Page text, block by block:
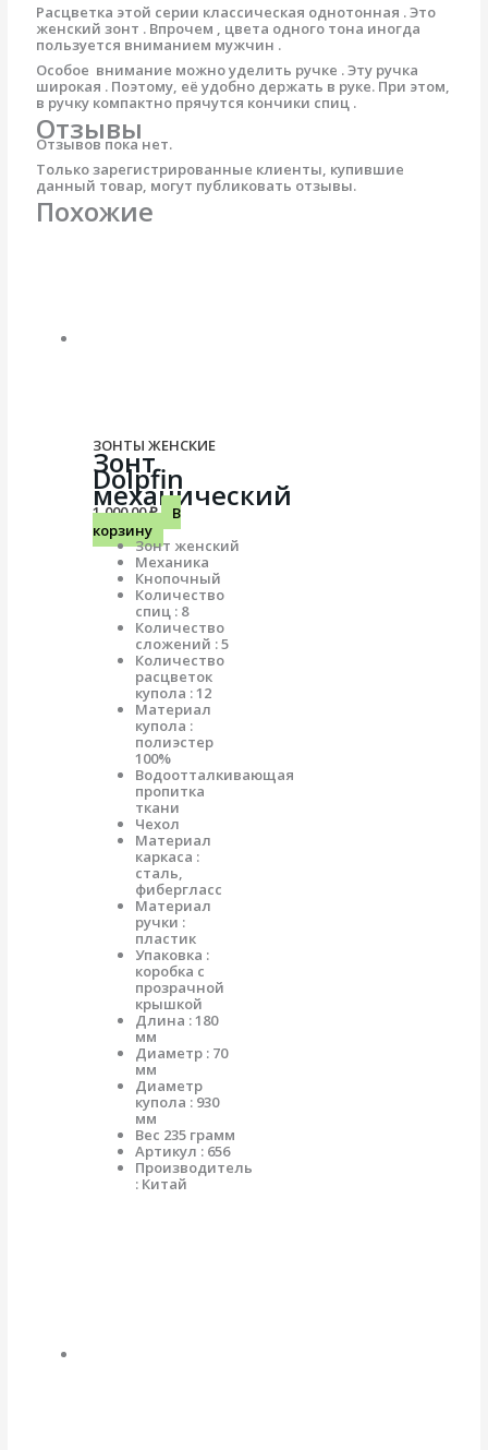
Расцветка этой серии классическая однотонная . Это
женский зонт . Впрочем , цвета одного тона иногда
пользуется вниманием мужчин .
Особое внимание можно уделить ручке . Эту ручка
широкая . Поэтому, её удобно держать в руке. При этом,
в ручку компактно прячутся кончики спиц .
Отзывы
Отзывов пока нет.
Только зарегистрированные клиенты, купившие
данный товар, могут публиковать отзывы.
Похожие
ЗОНТЫ ЖЕНСКИЕ
Зонт
Dolpfin
механический
1,000.00₽
В
корзину
Зонт женский
Механика
Кнопочный
Количество
спиц : 8
Количество
сложений : 5
Количество
расцветок
купола : 12
Материал
купола :
полиэстер
100%
Водоотталкивающая
пропитка
ткани
Чехол
Материал
каркаса :
сталь,
фибергласс
Материал
ручки :
пластик
Упаковка :
коробка с
прозрачной
крышкой
Длина : 180
мм
Диаметр : 70
мм
Диаметр
купола : 930
мм
Вес 235 грамм
Артикул : 656
Производитель
: Китай